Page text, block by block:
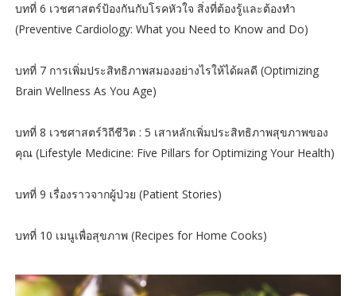
บทที่ 6 เวชศาสตร์ป้องกันกับโรคหัวใจ สิ่งที่ต้องรู้และต้องทำ
(Preventive Cardiology: What you Need to Know and Do)
บทที่ 7 การเพิ่มประสิทธิภาพสมองอย่างไรให้ได้ผลดี (Optimizing
Brain Wellness As You Age)
บทที่ 8 เวชศาสตร์วิถีชีวิต : 5 เสาหลักเพิ่มประสิทธิภาพสุขภาพของ
คุณ (Lifestyle Medicine: Five Pillars for Optimizing Your Health)
บทที่ 9 เรื่องราวจากผู้ป่วย (Patient Stories)
บทที่ 10 เมนูเพื่อสุขภาพ (Recipes for Home Cooks)